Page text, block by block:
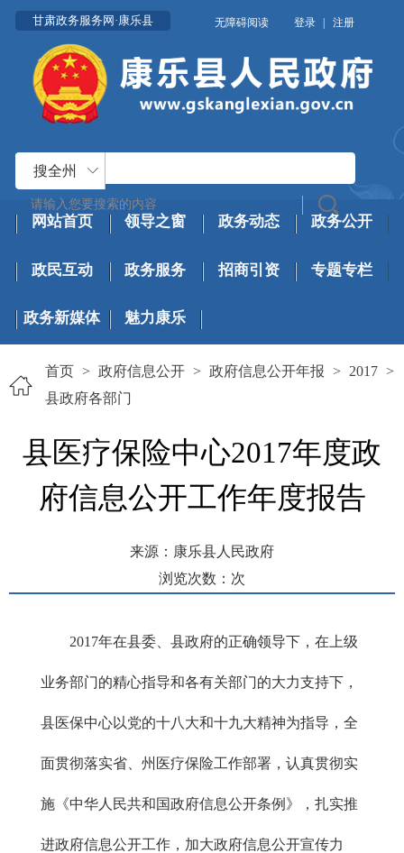
甘肃政务服务网·康乐县 无障碍阅读 登录 | 注册
搜全州
网站首页 领导之窗 政务动态 政务公开
政民互动 政务服务 招商引资 专题专栏
政务新媒体 魅力康乐
首页 > 政府信息公开 > 政府信息公开年报 > 2017 >
县政府各部门
县医疗保险中心2017年度政
府信息公开工作年度报告
来源：康乐县人民政府
浏览次数： 次
2017年在县委、县政府的正确领导下，在上级
业务部门的精心指导和各有关部门的大力支持下，
县医保中心以党的十八大和十九大精神为指导，全
面贯彻落实省、州医疗保险工作部署，认真贯彻实
施《中华人民共和国政府信息公开条例》，扎实推
进政府信息公开工作，加大政府信息公开宣传力